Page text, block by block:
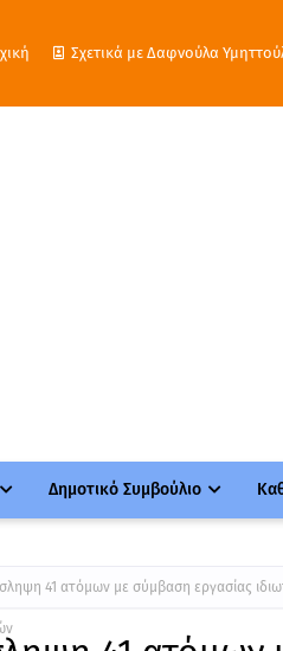
Σχετικά με Δαφνούλα
Δημοτικό Συμβούλιο
41 ατόμων με σύμβαση εργασίας